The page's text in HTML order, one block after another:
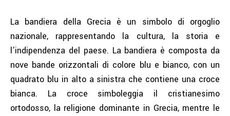
La bandiera della Grecia è un simbolo di orgoglio
nazionale, rappresentando la cultura, la storia e
l’indipendenza del paese. La bandiera è composta da
nove bande orizzontali di colore blu e bianco, con un
quadrato blu in alto a sinistra che contiene una croce
bianca. La croce simboleggia il cristianesimo
ortodosso, la religione dominante in Grecia, mentre le